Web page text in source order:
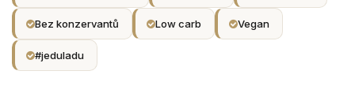
Bez konzervantů Low carb Vegan
#jeduladu